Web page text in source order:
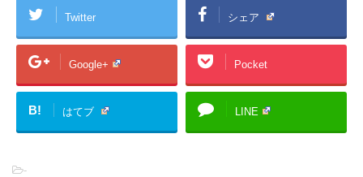
Twitter シェア
Google+ Pocket
B! はてブ LINE
-